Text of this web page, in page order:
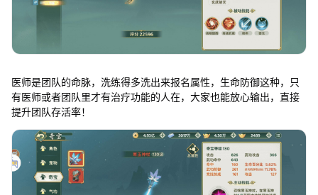
医师是团队的命脉，洗练得多洗出来报名属性，生命防御这种，只
有医师或者团队里才有治疗功能的人在，大家也能放心输出，直接
提升团队存活率！